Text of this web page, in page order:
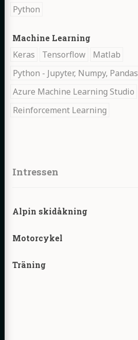
Python
Machine LearningNyckelord:
Keras
Tensorflow
Matlab
Python - Jupyter, Numpy, Pandas
Azure Machine Learning Studio
Reinforcement Learning
Intressen
Alpin skidåkning
Nyckelord:
Motorcykel
Nyckelord:
Träning